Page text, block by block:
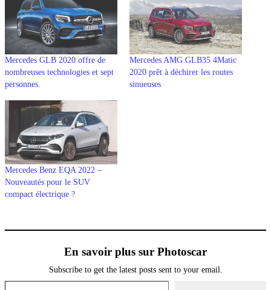
Mercedes GLB 2020 offre de
nombreuses technologies et sept
personnes.
Mercedes AMG GLB35 4Matic
2020 prêt à déchirer les routes
sinueuses
Mercedes Benz EQA 2022 –
Nouveautés pour le SUV
compact électrique ?
En savoir plus sur Photoscar
Subscribe to get the latest posts sent to your email.
Saisissez votre adresse e-mail…